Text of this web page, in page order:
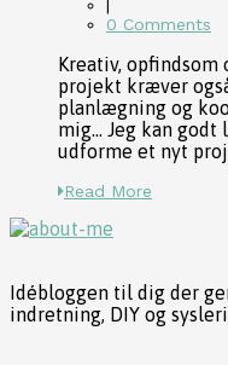
|
0 Comments
Kreativ,
projekt kræver
planlægning og
mig… Jeg kan godt
udforme et nyt
Read More
Idébloggen til dig der
indretning, DIY og